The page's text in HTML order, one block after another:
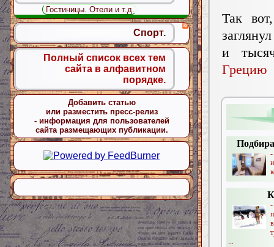
-
...
Так
и
Грецию
Гостиницы. Отели и т.д.
Спорт.
Полный список всех тем
сайта в алфавитном
порядке.
Добавить статью
или разместить пресс-релиз
- информация для пользователей
сайта размещающих публикации.